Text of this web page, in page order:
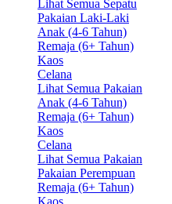
Lihat Semua Sepatu
Pakaian Laki-Laki
Anak (4-6 Tahun)
Remaja (6+ Tahun)
Kaos
Celana
Lihat Semua Pakaian
Anak (4-6 Tahun)
Remaja (6+ Tahun)
Kaos
Celana
Lihat Semua Pakaian
Pakaian Perempuan
Remaja (6+ Tahun)